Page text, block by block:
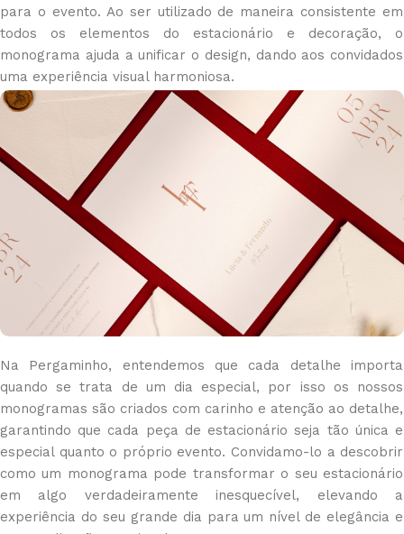
para o evento. Ao ser utilizado de maneira consistente em
todos os elementos do estacionário e decoração, o
monograma ajuda a unificar o design, dando aos convidados
uma experiência visual harmoniosa.
Na Pergaminho, entendemos que cada detalhe importa
quando se trata de um dia especial, por isso os nossos
monogramas são criados com carinho e atenção ao detalhe,
garantindo que cada peça de estacionário seja tão única e
especial quanto o próprio evento. Convidamo-lo a descobrir
como um monograma pode transformar o seu estacionário
em algo verdadeiramente inesquecível, elevando a
experiência do seu grande dia para um nível de elegância e